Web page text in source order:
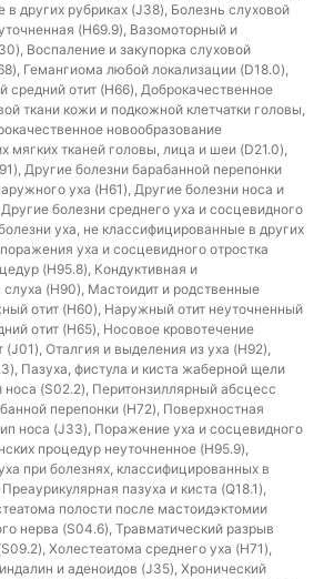
других рубриках (J38), Болезнь слуховой
(H69.9), Вазомоторный и
Воспаление и закупорка слуховой
Гемангиома любой локализации (D18.0),
средний отит (H66), Доброкачественное
ткани кожи и подкожной клетчатки головы,
новообразование
мягких тканей головы, лица и шеи (D21.0),
Другие болезни барабанной перепонки
уха (H61), Другие болезни носа и
болезни среднего уха и сосцевидного
уха, не классифицированные в других
уха и сосцевидного отростка
(H95.8), Кондуктивная и
(H90), Мастоидит и родственные
отит (H60), Наружный отит неуточненный
отит (H65), Носовое кровотечение
Оталгия и выделения из уха (H92),
Пазуха, фистула и киста жаберной щели
носа (S02.2), Перитонзиллярный абсцесс
перепонки (H72), Поверхностная
носа (J33), Поражение уха и сосцевидного
процедур неуточненное (H95.9),
при болезнях, классифицированных в
пазуха и киста (Q18.1),
полости после мастоидэктомии
нерва (S04.6), Травматический разрыв
Холестеатома среднего уха (H71),
и аденоидов (J35), Хронический